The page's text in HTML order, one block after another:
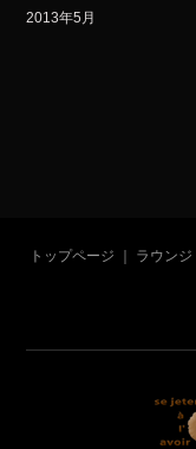
2013年5月
トップページ ラウンジ